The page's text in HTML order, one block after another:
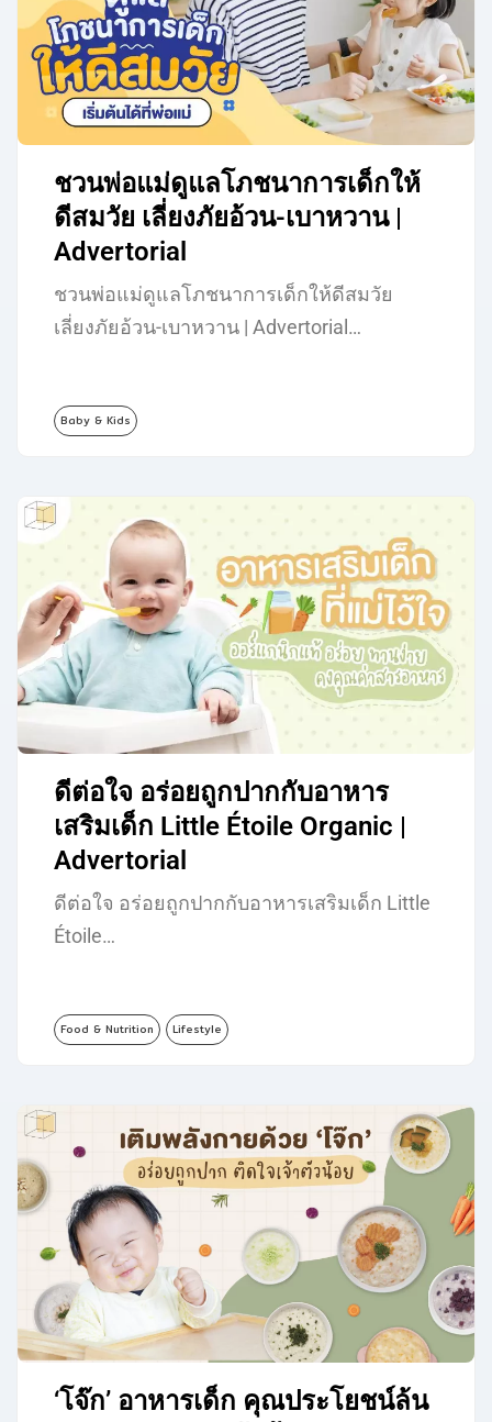
ใหม่กัน…
ชวนพ่อแม่ดูแลโภชนาการเด็กให้
ดีสมวัย เลี่ยงภัยอ้วน-เบาหวาน |
Advertorial
ชวนพ่อแม่ดูแลโภชนาการเด็กให้ดีสมวัย
เลี่ยงภัยอ้วน-เบาหวาน | Advertorial…
Baby & Kids
ดีต่อใจ อร่อยถูกปากกับอาหาร
เสริมเด็ก Little Étoile Organic |
Advertorial
ดีต่อใจ อร่อยถูกปากกับอาหารเสริมเด็ก Little
Étoile…
Food & Nutrition Lifestyle
‘โจ๊ก’ อาหารเด็ก คุณประโยชน์ล้น